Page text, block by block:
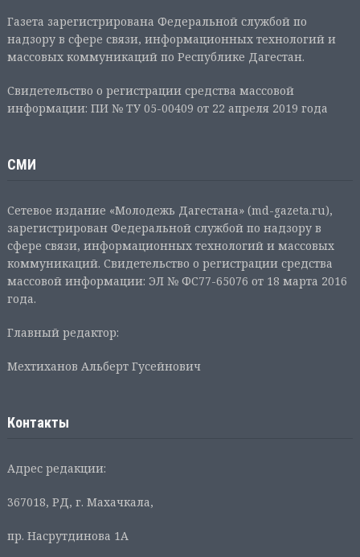
Газета зарегистрирована Федеральной службой по
надзору в сфере связи, информационных технологий и
массовых коммуникаций по Республике Дагестан.
Свидетельство о регистрации средства массовой
информации: ПИ № ТУ 05-00409 от 22 апреля 2019 года
СМИ
Сетевое издание «Молодежь Дагестана» (md-gazeta.ru),
зарегистрирован Федеральной службой по надзору в
сфере связи, информационных технологий и массовых
коммуникаций. Свидетельство о регистрации средства
массовой информации: ЭЛ № ФС77-65076 от 18 марта 2016
года.
Главный редактор:
Мехтиханов Альберт Гусейнович
Контакты
Адрес редакции:
367018, РД, г. Махачкала,
пр. Насрутдинова 1А